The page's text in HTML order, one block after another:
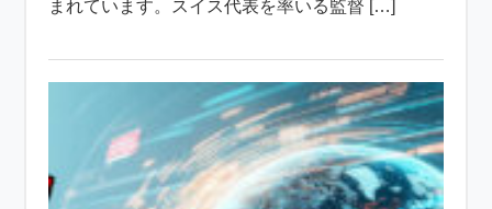
まれています。スイス代表を率いる監督 […]